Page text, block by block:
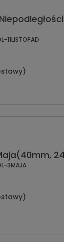
11LISTOPAD
3MAJA